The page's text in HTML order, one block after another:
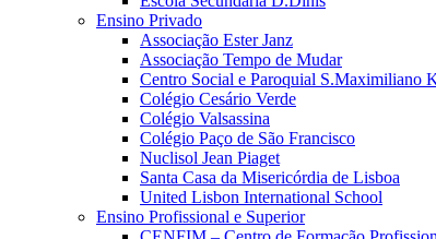
Ensino Privado
Associação Ester Janz
Associação Tempo de Mudar
Centro Social e Paroquial S.Maximiliano
Colégio Cesário Verde
Colégio Valsassina
Colégio Paço de São Francisco
Nuclisol Jean Piaget
Santa Casa da Misericórdia de Lisboa
United Lisbon International School
Ensino Profissional e Superior